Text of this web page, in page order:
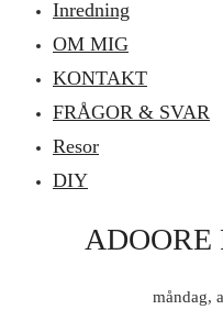
Inredning
OM MIG
KONTAKT
FRÅGOR & SVAR
Resor
DIY
ADOORE
måndag,